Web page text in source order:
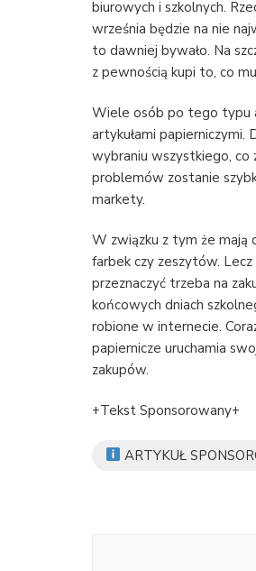
biurowych i szkolnych.
września będzie na nie
to dawniej bywało. Na
z pewnością kupi to, co
Wiele osób po tego typu
artykułami
wybraniu wszystkiego, co
problemów zostanie
markety.
W związku z tym że mają
farbek czy zeszytów.
przeznaczyć trzeba na
końcowych dniach
robione w internecie.
papiernicze uruchamia
zakupów.
+Tekst Sponsorowany+
ARTYKUŁ